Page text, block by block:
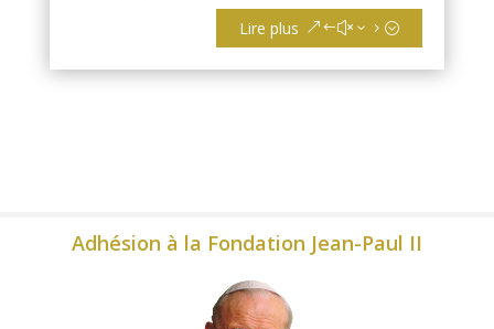
Lire plus
Adhésion à la Fondation Jean-Paul II